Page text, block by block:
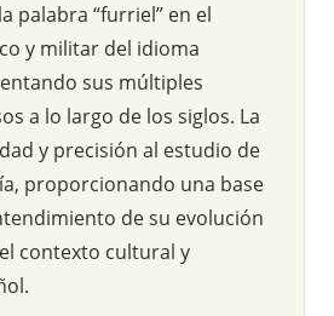
palabra “furriel” en el
y militar del idioma
sus múltiples
a lo largo de los siglos. La
y precisión al estudio de
proporcionando una base
de su evolución
contexto cultural y